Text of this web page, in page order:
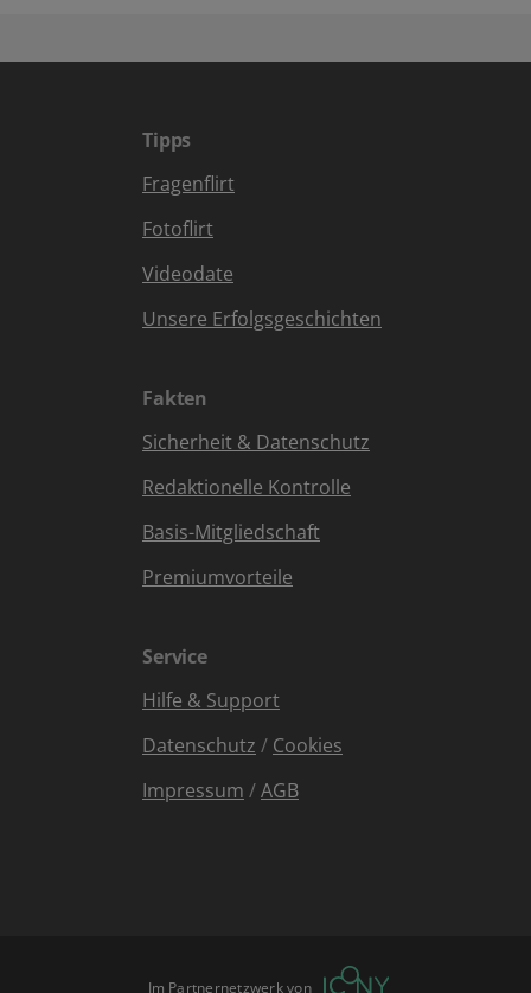
Tipps
Fragenflirt
Fotoflirt
Videodate
Unsere Erfolgsgeschichten
Fakten
Sicherheit & Datenschutz
Redaktionelle Kontrolle
Basis-Mitgliedschaft
Premiumvorteile
Service
Hilfe & Support
Datenschutz / Cookies
Impressum /AGB
Im Partnernetzwerk von